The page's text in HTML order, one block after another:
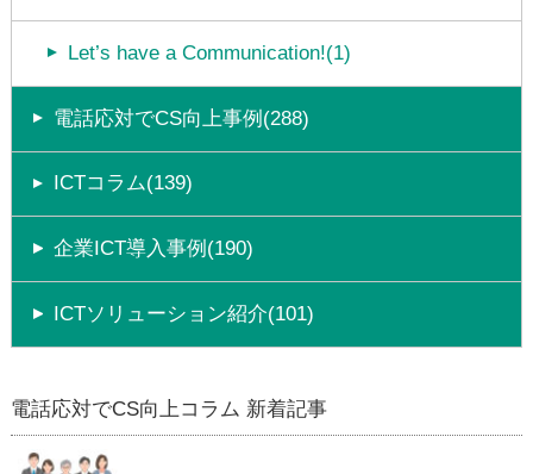
Let’s have a Communication!(1)
電話応対でCS向上事例(288)
ICTコラム(139)
企業ICT導入事例(190)
ICTソリューション紹介(101)
電話応対でCS向上コラム 新着記事